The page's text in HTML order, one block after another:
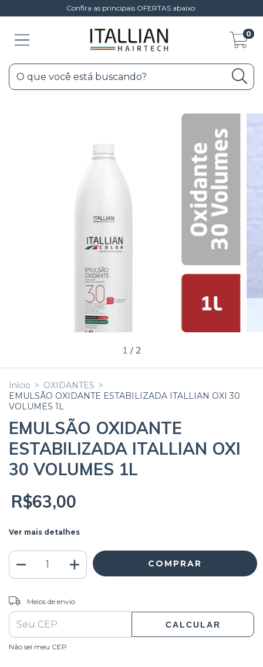
Confira as principais OFERTAS abaixo:
0
1 / 2
Início > OXIDANTES >
EMULSÃO OXIDANTE ESTABILIZADA ITALLIAN OXI 30
VOLUMES 1L
EMULSÃO OXIDANTE
ESTABILIZADA ITALLIAN OXI
30 VOLUMES 1L
R$63,00
Ver mais detalhes
Entregas para o CEP:
Meios de envio
CALCULAR
Não sei meu CEP